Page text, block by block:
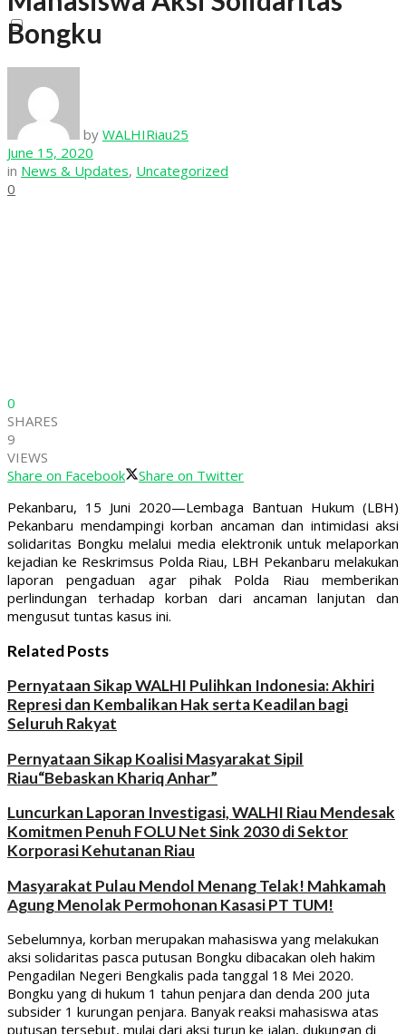
View All Result
Bongku
by WALHIRiau25
June 15, 2020
in News & Updates, Uncategorized
0
0
SHARES
9
VIEWS
Share on Facebook
Share on Twitter
Pekanbaru, 15 Juni 2020—Lembaga Bantuan Hukum (LBH)
Pekanbaru mendampingi korban ancaman dan intimidasi aksi
solidaritas Bongku melalui media elektronik untuk melaporkan
kejadian ke Reskrimsus Polda Riau, LBH Pekanbaru melakukan
laporan pengaduan agar pihak Polda Riau memberikan
perlindungan terhadap korban dari ancaman lanjutan dan
mengusut tuntas kasus ini.
Related Posts
Pernyataan Sikap WALHI Pulihkan Indonesia: Akhiri
Represi dan Kembalikan Hak serta Keadilan bagi
Seluruh Rakyat
Pernyataan Sikap Koalisi Masyarakat Sipil
Riau“Bebaskan Khariq Anhar”
Luncurkan Laporan Investigasi, WALHI Riau Mendesak
Komitmen Penuh FOLU Net Sink 2030 di Sektor
Korporasi Kehutanan Riau
Masyarakat Pulau Mendol Menang Telak! Mahkamah
Agung Menolak Permohonan Kasasi PT TUM!
Sebelumnya, korban merupakan mahasiswa yang melakukan
aksi solidaritas pasca putusan Bongku dibacakan oleh hakim
Pengadilan Negeri Bengkalis pada tanggal 18 Mei 2020.
Bongku yang di hukum 1 tahun penjara dan denda 200 juta
subsider 1 kurungan penjara. Banyak reaksi mahasiswa atas
putusan tersebut, mulai dari aksi turun ke jalan, dukungan di